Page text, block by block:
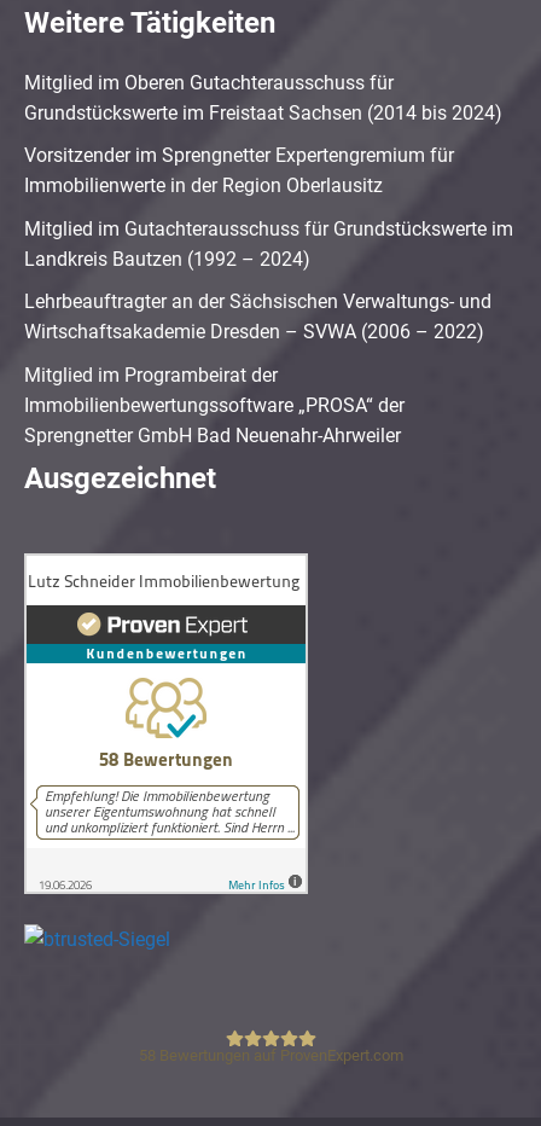
Weitere Tätigkeiten
Mitglied im Oberen Gutachterausschuss für
Grundstückswerte im Freistaat Sachsen (2014 bis 2024)
Vorsitzender im Sprengnetter Expertengremium für
Immobilienwerte in der Region Oberlausitz
Mitglied im Gutachterausschuss für Grundstückswerte im
Landkreis Bautzen (1992 – 2024)
Lehrbeauftragter an der Sächsischen Verwaltungs- und
Wirtschaftsakademie Dresden – SVWA (2006 – 2022)
Mitglied im Programbeirat der
Immobilienbewertungssoftware „PROSA“ der
Sprengnetter GmbH Bad Neuenahr-Ahrweiler
Ausgezeichnet
Lutz Schneider Immobilienbewertung
58 Bewertungen auf ProvenExpert.com